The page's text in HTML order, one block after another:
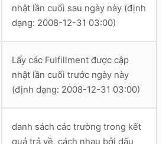
nhật lần cuối sau ngày này (định
dạng: 2008-12-31 03:00)
Lấy các Fulfillment được cập
nhật lần cuối trước ngày này
(định dạng: 2008-12-31 03:00)
danh sách các trường trong kết
quả trả về, cách nhau bởi dấu